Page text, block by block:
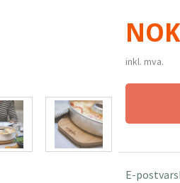
Pris
NOK
inkl. mva.
E-